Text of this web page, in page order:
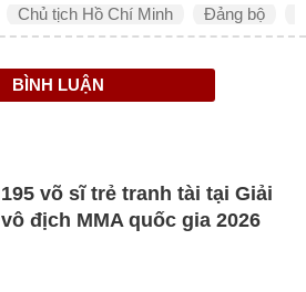
Chủ tịch Hồ Chí Minh Đảng bộ
BÌNH LUẬN
195 võ sĩ trẻ tranh tài tại Giải
vô địch MMA quốc gia 2026